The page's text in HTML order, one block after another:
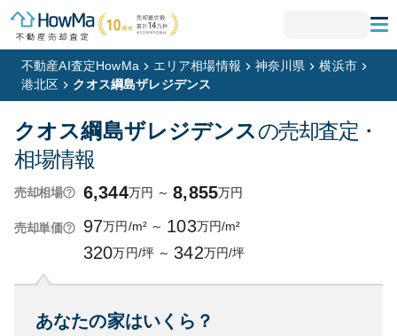
不動産AI査定HowMa エリア相場情報 神奈川県
横浜市
港北区
クオス綱島ザレジデンス
クオス綱島ザレジデンスの売却査定・
相場情報
売却相場 6,344万円 ～ 8,855万円
売却単価 97万円/m² ～ 103万円/m²
320万円/坪 ～ 342万円/坪
あなたの家はいくら？